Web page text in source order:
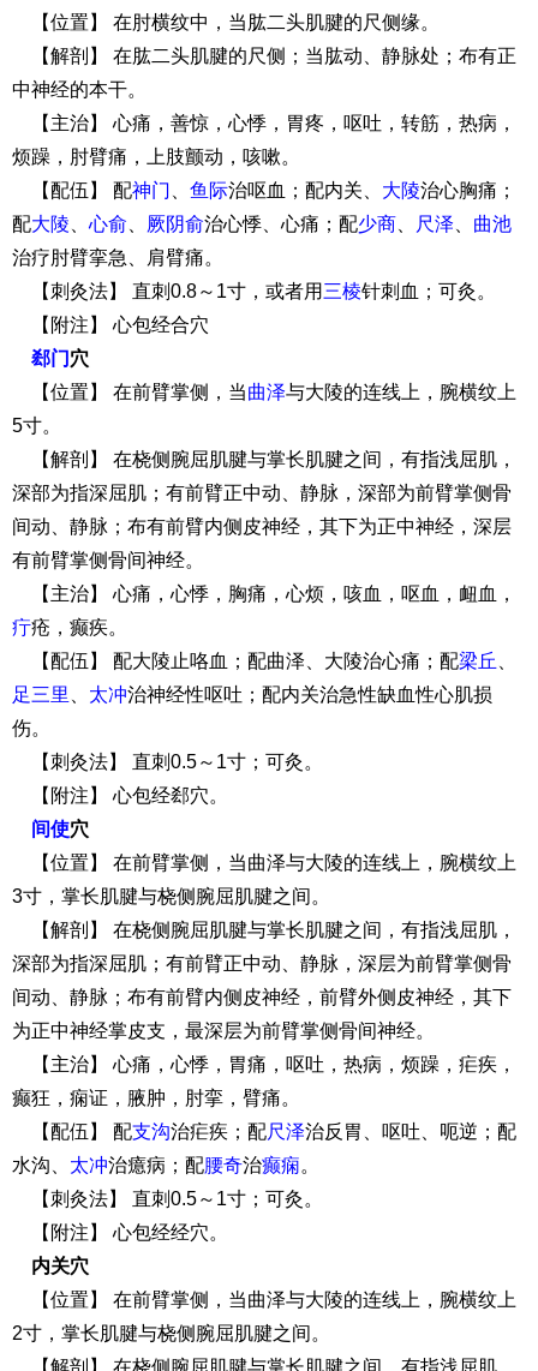
【位置】 在肘横纹中，当肱二头肌腱的尺侧缘。
【解剖】 在肱二头肌腱的尺侧；当肱动、静脉处；布有正
中神经的本干。
【主治】 心痛，善惊，心悸，胃疼，呕吐，转筋，热病，
烦躁，肘臂痛，上肢颤动，咳嗽。
【配伍】 配神门 鱼际治呕血；配内关、 大陵治心胸痛；
配大陵 心俞 厥阴俞治心悸、心痛；配少商 尺泽
曲池
治疗肘臂挛急、肩臂痛。
【刺灸法】 直刺0.8～1寸，或者用 三棱针刺血；可灸。
【附注】 心包经合穴
郄门 穴
【位置】 在前臂掌侧，当曲泽与大陵的连线上，腕横纹上
5寸。
【解剖】 在桡侧腕屈肌腱与掌长肌腱之间，有指浅屈肌，
深部为指深屈肌；有前臂正中动、静脉，深部为前臂掌侧骨
间动、静脉；布有前臂内侧皮神经，其下为正中神经，深层
有前臂掌侧骨间神经。
【主治】 心痛，心悸，胸痛，心烦，咳血，呕血，衄血，
疔疮，癫疾。
【配伍】 配大陵止咯血；配曲泽、大陵治心痛；配梁丘
足三里
太冲治神经性呕吐；配内关治急性缺血性心肌损
伤。
【刺灸法】 直刺0.5～1寸；可灸。
【附注】 心包经郄穴。
间使穴
【位置】 在前臂掌侧，当曲泽与大陵的连线上，腕横纹上
3寸，掌长肌腱与桡侧腕屈肌腱之间。
【解剖】 在桡侧腕屈肌腱与掌长肌腱之间，有指浅屈肌，
深部为指深屈肌；有前臂正中动、静脉，深层为前臂掌侧骨
间动、静脉；布有前臂内侧皮神经，前臂外侧皮神经，其下
为正中神经掌皮支，最深层为前臂掌侧骨间神经。
【主治】 心痛，心悸，胃痛，呕吐，热病，烦躁，疟疾，
癫狂，痫证，腋肿，肘挛，臂痛。
【配伍】 配支沟治疟疾；配尺泽治反胃、呕吐、呃逆；配
水沟、 太冲治癔病；配腰奇治癫痫。
【刺灸法】 直刺0.5～1寸；可灸。
【附注】 心包经经穴。
内关穴
【位置】 在前臂掌侧，当曲泽与大陵的连线上，腕横纹上
2寸，掌长肌腱与桡侧腕屈肌腱之间。
【解剖】 在桡侧腕屈肌腱与掌长肌腱之间，有指浅屈肌，